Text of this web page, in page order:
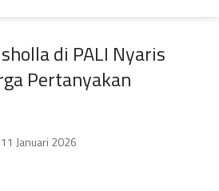
di PALI Nyaris
Pertanyakan
Januari 2026